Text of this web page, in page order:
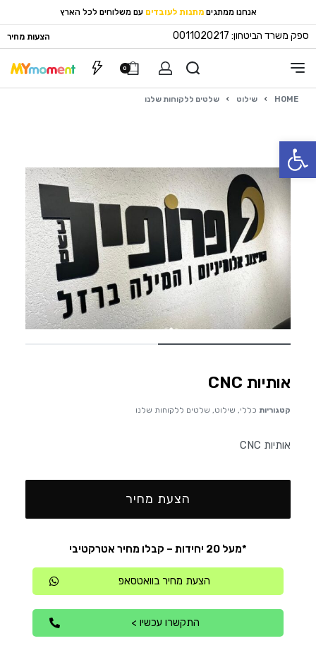
פתח סרגל נגישות
אנחנו ממתגים מתנות לעובדים עם משלוחים לכל הארץ
ספק משרד הביטחון: 0011020217 הצעות מחיר
0
HOME
› שילוט › שלטים ללקוחות שלנו
אותיות CNC
קטגוריות כללי שילוט שלטים ללקוחות שלנו
אותיות CNC
הצעת מחיר
*מעל 20 יחידות – קבלו מחיר אטרקטיבי
הצעת מחיר בוואטסאפ
התקשרו עכשיו >